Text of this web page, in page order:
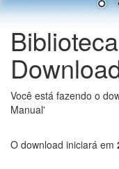
Você está fazendo o
Manual'
O download iniciará em